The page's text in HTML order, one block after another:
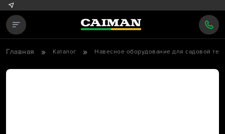
Главная Каталог Навесное оборудование для садовой